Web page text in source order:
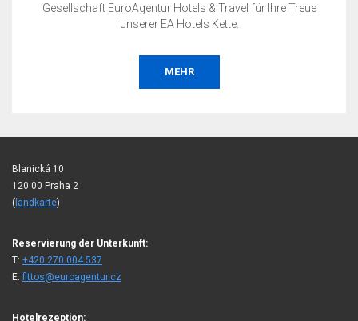
Gesellschaft EuroAgentur Hotels & Travel für Ihre Treue
unserer EA Hotels Kette.
MEHR
Blanická 10
120 00 Praha 2
( landkarte)
Reservierung der Unterkunft:
T: +420 270 004 537
E:fittos@euroagentur.cz
Hotelrezeption: